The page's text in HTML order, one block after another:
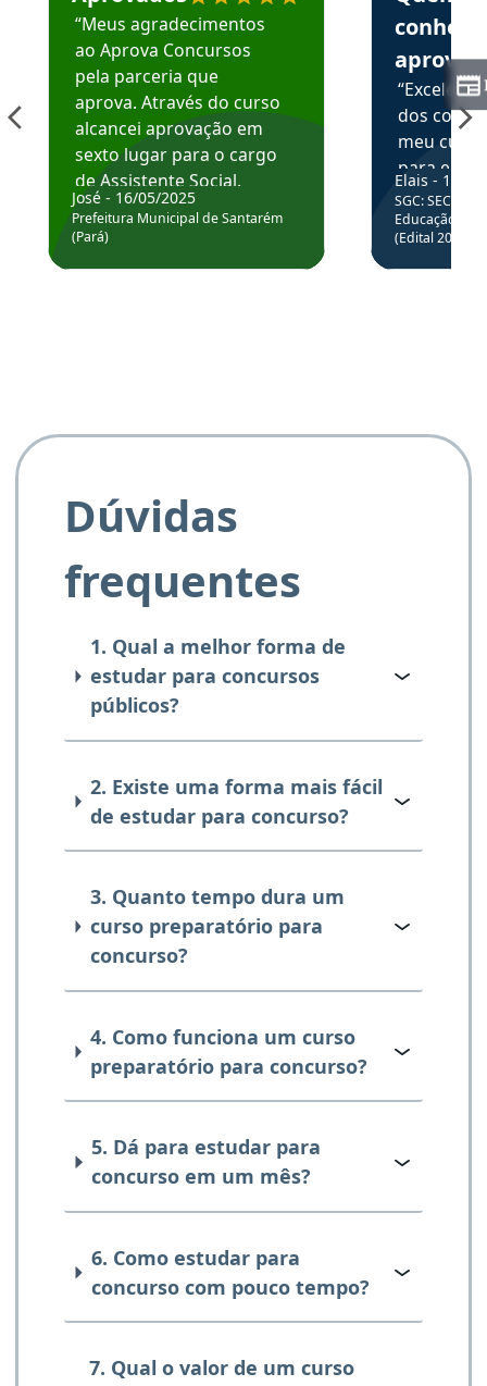
“Meus agradecimentos
ao Aprova Concursos
pela parceria que
aprova. Através do curso
alcancei aprovação em
sexto lugar para o cargo
de Assistente Social.
Hoje estou atuando na
Prefeitura de Santarém.
José - 16/05/2025
Prefeitura Municipal de Santarém
(Pará)
aprova
dos
meu
para
colocar
através
de
Elais - 15/
SGC: SEC BA
Educação
(Edital
Dúvidas
frequentes
1. Qual a melhor forma de
estudar para concursos
públicos?
2. Existe uma forma mais fácil
de estudar para concurso?
3. Quanto tempo dura um
curso preparatório para
concurso?
4. Como funciona um curso
preparatório para concurso?
5. Dá para estudar para
concurso em um mês?
6. Como estudar para
concurso com pouco tempo?
7. Qual o valor de um curso